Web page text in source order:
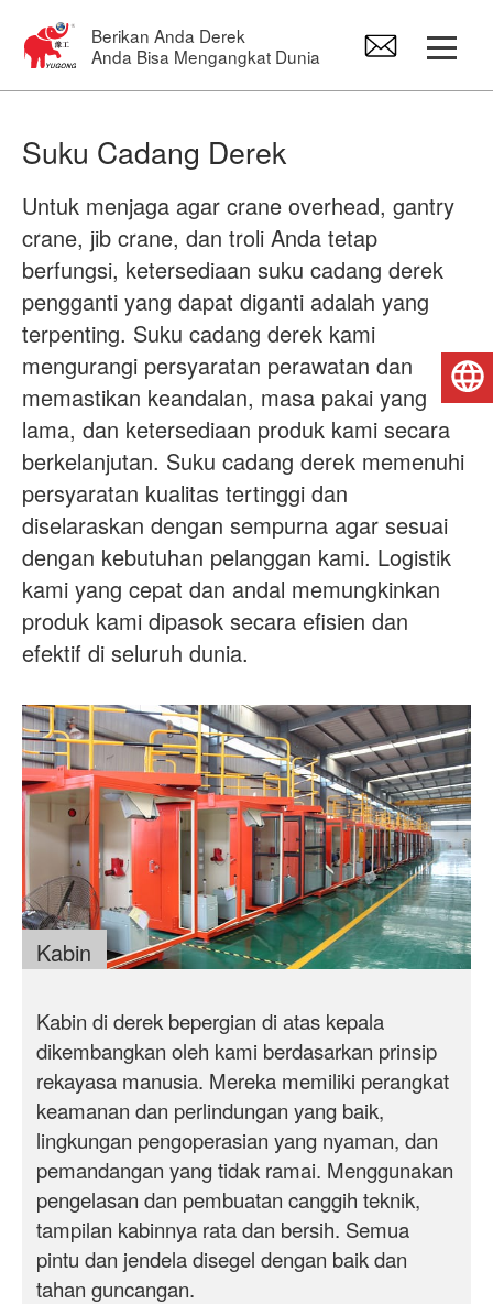
Berikan Anda Derek
Anda Bisa Mengangkat Dunia
Kendaraan beroda
Derek Overhead
Bangau Jib
kerekan listrik
Suku Cadang Derek
Tentang kami
Berita
Kasus
FAQ
Hubungi kami
Suku Cadang Derek
Untuk menjaga agar crane overhead, gantry
crane, jib crane, dan troli Anda tetap
berfungsi, ketersediaan suku cadang derek
pengganti yang dapat diganti adalah yang
terpenting. Suku cadang derek kami
mengurangi persyaratan perawatan dan
memastikan keandalan, masa pakai yang
lama, dan ketersediaan produk kami secara
berkelanjutan. Suku cadang derek memenuhi
persyaratan kualitas tertinggi dan
diselaraskan dengan sempurna agar sesuai
dengan kebutuhan pelanggan kami. Logistik
kami yang cepat dan andal memungkinkan
produk kami dipasok secara efisien dan
efektif di seluruh dunia.
Kabin
Kabin di derek bepergian di atas kepala
dikembangkan oleh kami berdasarkan prinsip
rekayasa manusia. Mereka memiliki perangkat
keamanan dan perlindungan yang baik,
lingkungan pengoperasian yang nyaman, dan
pemandangan yang tidak ramai. Menggunakan
pengelasan dan pembuatan canggihteknik,
tampilan kabinnya rata dan bersih. Semua
pintu dan jendela disegel dengan baik dan
tahan guncangan.
Bahasa Indonesia